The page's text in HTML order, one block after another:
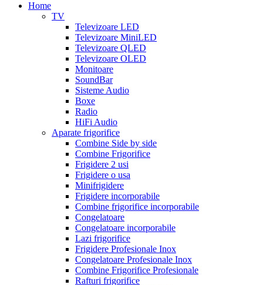
Home
TV
Televizoare LED
Televizoare MiniLED
Televizoare QLED
Televizoare OLED
Monitoare
SoundBar
Sisteme Audio
Boxe
Radio
HiFi Audio
Aparate frigorifice
Combine Side by side
Combine Frigorifice
Frigidere 2 usi
Frigidere o usa
Minifrigidere
Frigidere incorporabile
Combine frigorifice incorporabile
Congelatoare
Congelatoare incorporabile
Lazi frigorifice
Frigidere Profesionale Inox
Congelatoare Profesionale Inox
Combine Frigorifice Profesionale
Rafturi frigorifice